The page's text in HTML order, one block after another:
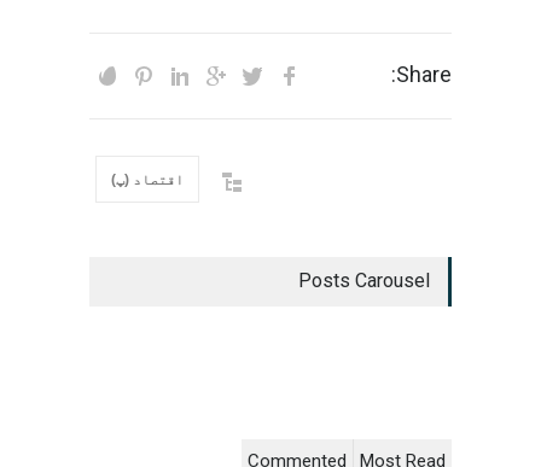
Share:
اقتصاد (پ)
Posts Carousel
Most Read
Commented